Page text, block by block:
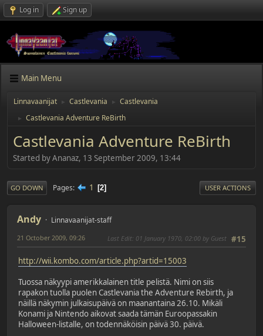
Log in Sign up
Main Menu
Linnavaanijat Castlevania Castlevania
► Castlevania Adventure ReBirth
Castlevania Adventure ReBirth
Started by Ananaz, 13 September 2009, 13:44
GO DOWN Pages 1 2 USER ACTIONS
Andy Linnavaanijat-staff
#15
21 October 2009, 09:26 Last Edit: 01 January 1970, 02:00 by Guest
http://wii.kombo.com/article.php?artid=15003
Tuossa näkyypi amerikkalainen title pelistä. Nimi on siis
rapakon tuolla puolen Castlevania the Adventure Rebirth, ja
näillä näkymin julkaisupäivä on maanantaina 26.10. Mikäli
Konami ja Nintendo aikovat saada tämän Euroopassakin
Halloween-listalle, on todennäköisin päivä 30. päivä.